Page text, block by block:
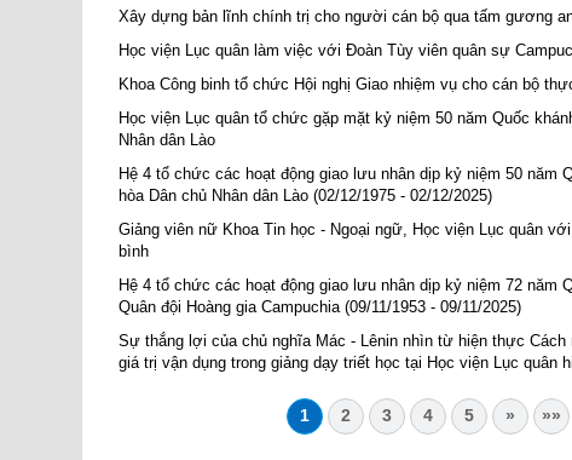
Xây dựng bản lĩnh chính trị cho người cán bộ qua tấm gương
Học viện Lục quân làm việc với Đoàn Tùy viên quân sự
Khoa Công binh tổ chức Hội nghị Giao nhiệm vụ cho cán bộ
Học viện Lục quân tổ chức gặp mặt kỷ niệm 50 năm Quốc
Nhân dân Lào
Hệ 4 tổ chức các hoạt động giao lưu nhân dịp kỷ niệm 50 năm
hòa Dân chủ Nhân dân Lào (02/12/1975 - 02/12/2025)
Giảng viên nữ Khoa Tin học - Ngoại ngữ, Học viện Lục quân
bình
Hệ 4 tổ chức các hoạt động giao lưu nhân dịp kỷ niệm 72 năm
Quân đội Hoàng gia Campuchia (09/11/1953 - 09/11/2025)
Sự thắng lợi của chủ nghĩa Mác - Lênin nhìn từ hiện thực Cách
giá trị vận dụng trong giảng dạy triết học tại Học viện Lục quân
1 2 3 4 5 » »»